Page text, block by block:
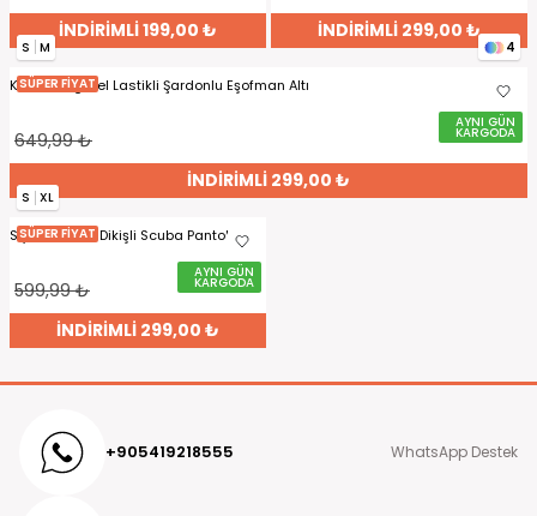
İNDİRİMLİ 199,00 ₺ İNDİRİMLİ 299,00 ₺
SÜPER FİYAT
S M 4
Kahverengi Bel Lastikli Şardonlu Eşofman Altı
649,99 ₺
AYNI GÜN
KARGODA
İNDİRİMLİ 299,00 ₺
SÜPER FİYAT
S XL
Siyah Önden Dikişli Scuba Pantolon
599,99 ₺
AYNI GÜN
KARGODA
İNDİRİMLİ 299,00 ₺
+905419218555 WhatsApp Destek